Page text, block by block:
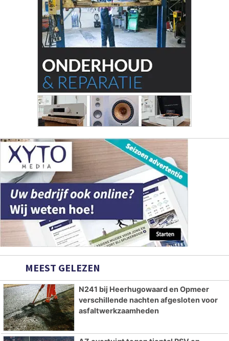
MEEST GELEZEN
N241 bij Heerhugowaard en Opmeer
verschillende nachten afgesloten voor
asfaltwerkzaamheden